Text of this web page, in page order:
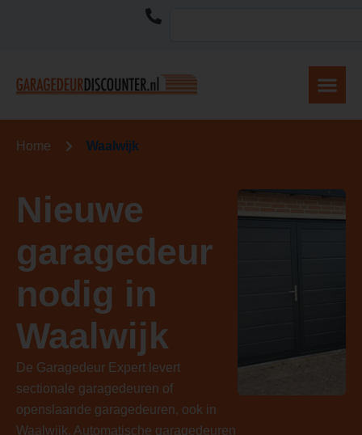
Home Waalwijk
Nieuwe
garagedeur
nodig in
Waalwijk
De Garagedeur Expert levert
sectionale garagedeuren of
openslaande garagedeuren, ook in
Waalwijk. Automatische garagedeuren